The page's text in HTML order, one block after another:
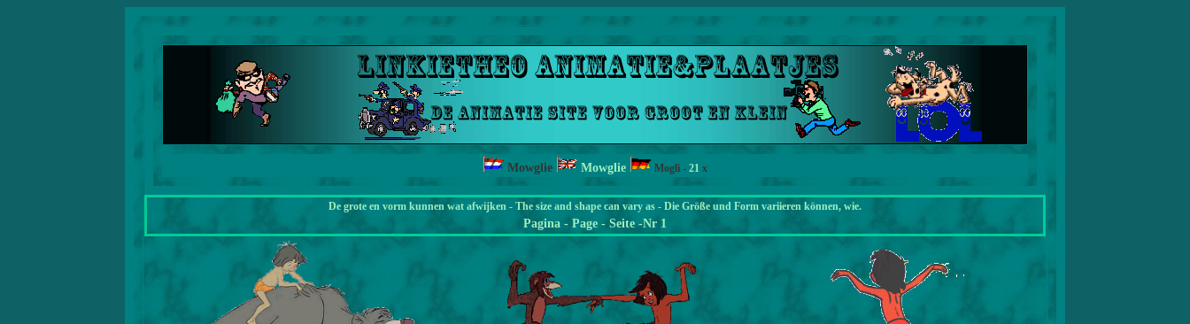
Mowglie Mowglie Mogli - 21 x
De grote en vorm kunnen wat afwijken - The size and shape can vary as - Die Größe und Form variieren können, wie.
Pagina - Page - Seite -Nr 1